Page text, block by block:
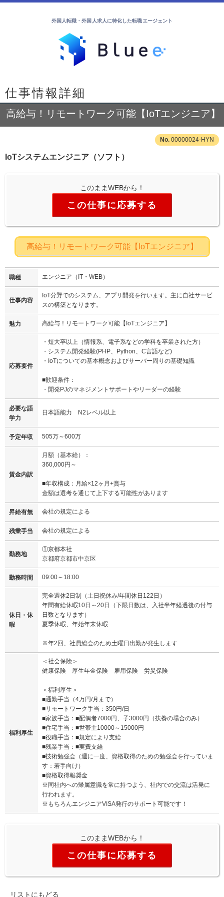
外国人転職・外国人求人に特化した転職エージェント
仕事情報詳細
高給与！リモートワーク可能【IoTエンジニア】
00000024-HYN
IoTシステムエンジニア（ソフト）
このままWEBから！
この仕事に応募する
高給与！リモートワーク可能【IoTエンジニア】
職種 エンジニア（IT・WEB）
仕事内容
IoT分野でのシステム、アプリ開発を行います。主に自社サービ
スの構築となります。
魅力 高給与！リモートワーク可能【IoTエンジニア】
応募要件
・短大卒以上（情報系、電子系などの学科を卒業された方）
・システム開発経験(PHP、Python、C言語など)
・IoTについての基本概念およびサーバー周りの基礎知識
■歓迎条件：
・開発PJのマネジメントサポートやリーダーの経験
必要な語
学力
日本語能力 N2レベル以上
予定年収 505万～600万
賃金内訳
月額（基本給）：
360,000円～
■年収構成：月給×12ヶ月+賞与
金額は選考を通じて上下する可能性があります
昇給有無 会社の規定による
残業手当 会社の規定による
勤務地
①京都本社
京都府京都市中京区
勤務時間 09:00～18:00
休日・休
暇
完全週休2日制（土日祝休み/年間休日122日）
年間有給休暇10日～20日（下限日数は、入社半年経過後の付与
日数となります）
夏季休暇、年始年末休暇
※年2回、社員総会のため土曜日出勤が発生します
福利厚生
＜社会保険＞
健康保険 厚生年金保険 雇用保険 労災保険
＜福利厚生＞
■通勤手当（4万円/月まで）
■リモートワーク手当：350円/日
■家族手当：■配偶者7000円、子3000円（扶養の場合のみ）
■住宅手当：■世帯主10000～15000円
■役職手当：■規定により支給
■残業手当：■実費支給
■技術勉強会（週に一度、資格取得のための勉強会を行っていま
す：若手向け）
■資格取得報奨金
※同社内への帰属意識を常に持つよう、社内での交流は活発に
行われます。
※もちろんエンジニアVISA発行のサポート可能です！
このままWEBから！
この仕事に応募する
リストにもどる